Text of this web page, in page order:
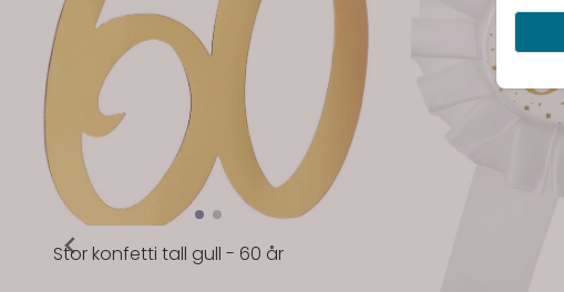
Stor konfetti tall gull - 60 år
På lager
På